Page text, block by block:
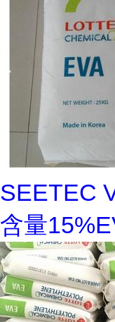
SEETEC
含量